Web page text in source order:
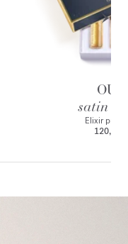
OUD
satin
Elixir
120,00 €